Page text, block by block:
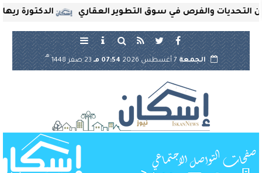
الدكتورة ريهام والفرص في سوق التطوير العقاري
الجمعة 07:54 مـ 23 صفر 1448
هـ